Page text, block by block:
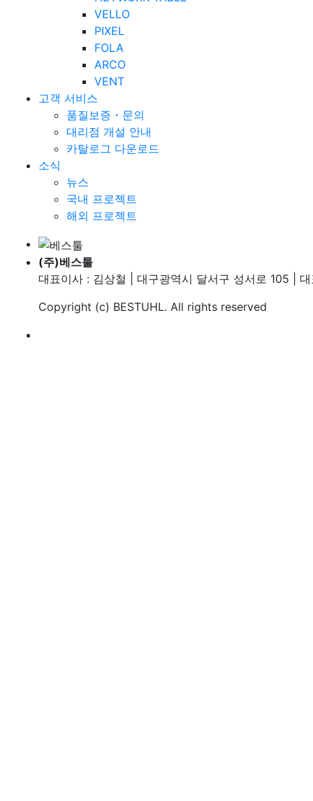
VELLO
PIXEL
FOLA
ARCO
VENT
고객 서비스
품질보증・문의
대리점 개설 안내
카탈로그 다운로드
소식
뉴스
국내 프로젝트
해외 프로젝트
(주)베스툴
대표이사 : 김상철 | 대구광역시 달서구 성서로 105 |
Copyright (c) BESTUHL. All rights reserved